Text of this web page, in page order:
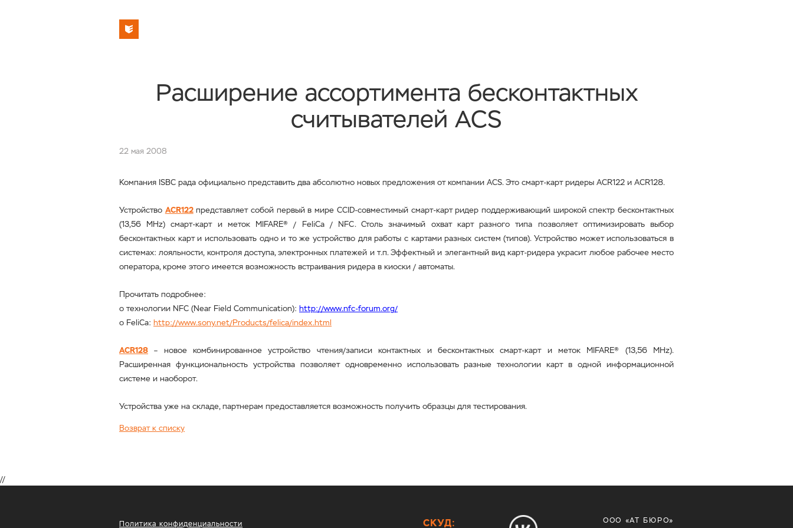
Расширение ассортимента бесконтактных
считывателей ACS
22 мая 2008
Компания ISBC рада официально представить два абсолютно новых предложения от компании ACS. Это смарт-карт ридеры ACR122 и ACR128.
Устройство ACR122представляет собой первый в мире CCID-совместимый смарт-карт ридер поддерживающий широкой спектр бесконтактных
(13,56 MHz) смарт-карт и меток MIFARE® / FeliCa / NFC. Столь значимый охват карт разного типа позволяет оптимизировать выбор
бесконтактных карт и использовать одно и то же устройство для работы с картами разных систем (типов). Устройство может использоваться в
системах: лояльности, контроля доступа, электронных платежей и т.п. Эффектный и элегантный вид карт-ридера украсит любое рабочее место
оператора, кроме этого имеется возможность встраивания ридера в киоски / автоматы.
Прочитать подробнее:
о технологии NFC (Near Field Communication): http://www.nfc-forum.org/
о FeliCa: http://www.sony.net/Products/felica/index.html
ACR128 – новое комбинированное устройство чтения/записи контактных и бесконтактных смарт-карт и меток MIFARE® (13,56 MHz).
Расширенная функциональность устройства позволяет одновременно использовать разные технологии карт в одной информационной
системе и наоборот.
Устройства уже на складе, партнерам предоставляется возможность получить образцы для тестирования.
Возврат к списку
Политика конфиденциальности СКУД: ООО «АТ БЮРО»
//